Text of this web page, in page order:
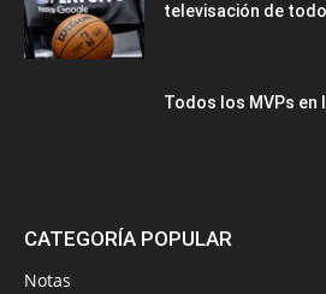
televisación de
Todos los MVPs en
CATEGORÍA POPULAR
Notas